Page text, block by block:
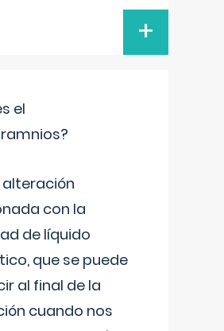
+
el
alteración
con la
de líquido
que se puede
al final de la
cuando nos